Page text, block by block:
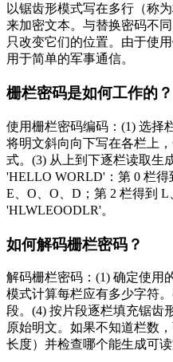
以锯齿形模式写在多行（称
来加密文本。与替换密码不
只改变它们的位置。由于使
用于简单的军事通信。
栅栏密码是如何工作的？
使用栅栏密码编码：(1) 选择
将明文斜向向下写在各栏上
式。(3) 从上到下逐栏读取生
'HELLO WORLD'：第 0 栏
E、O、O、D；第 2 栏得到 L
'HLWLEOODLR'。
如何解码栅栏密码？
解码栅栏密码：(1) 确定使用
模式计算每栏应有多少字符
段。(4) 按片段逐栏填充锯齿
原始明文。如果不知道栏数
长度）并检查哪个能生成可读